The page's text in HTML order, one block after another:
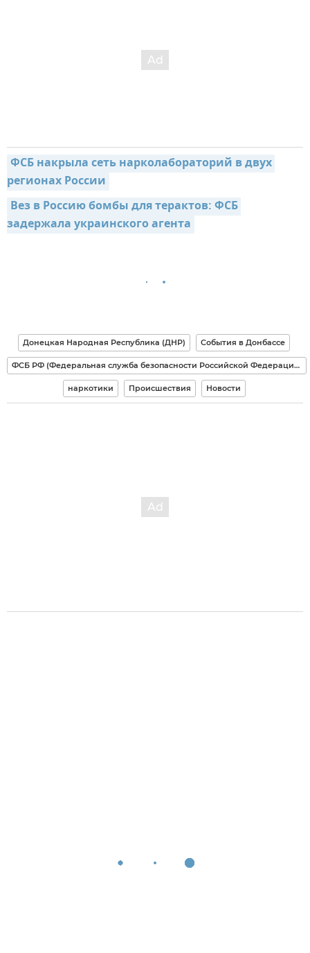
ФСБ накрыла сеть нарколабораторий в двух
регионах России
Вез в Россию бомбы для терактов: ФСБ
задержала украинского агента
Донецкая Народная Республика (ДНР) События в Донбассе
ФСБ РФ (Федеральная служба безопасности Российской Федерации)
наркотики Происшествия Новости